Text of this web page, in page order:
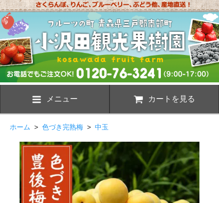
メニュー カートを見る
ホーム > 色づき完熟梅 > 中玉